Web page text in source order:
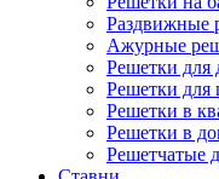
Раздвижные
Ажурные
Решетки для
Решетки для
Решетки в
Решетки в
Решетчатые